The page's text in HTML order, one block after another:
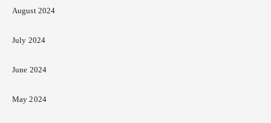
August 2024
July 2024
June 2024
May 2024